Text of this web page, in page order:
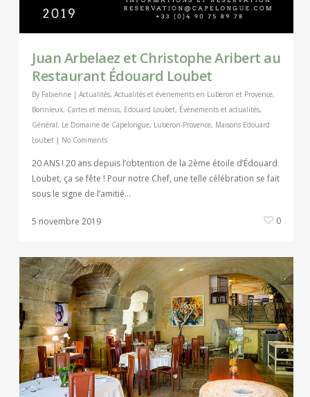
Juan Arbelaez et Christophe Aribert au
Restaurant Édouard Loubet
By Fabienne | Actualités, Actualités et évènements en Luberon et Provence,
Bonnieux, Cartes et menus, Edouard Loubet, Évènements et actualités,
Général, Le Domaine de Capelongue, Luberon-Provence, Maisons Edouard
Loubet | No Comments
20 ANS ! 20 ans depuis l’obtention de la 2ème étoile d’Édouard
Loubet, ça se fête ! Pour notre Chef, une telle célébration se fait
sous le signe de l’amitié…
5 novembre 2019 0